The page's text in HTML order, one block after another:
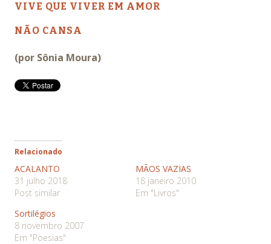
VIVE QUE VIVER EM AMOR
NÃO CANSA
(por Sônia Moura)
Relacionado
ACALANTO
31 julho 2018
Post similar
MÃOS VAZIAS
18 janeiro 2010
Em "Livros"
Sortilégios
8 novembro 2007
Em "Poesias"